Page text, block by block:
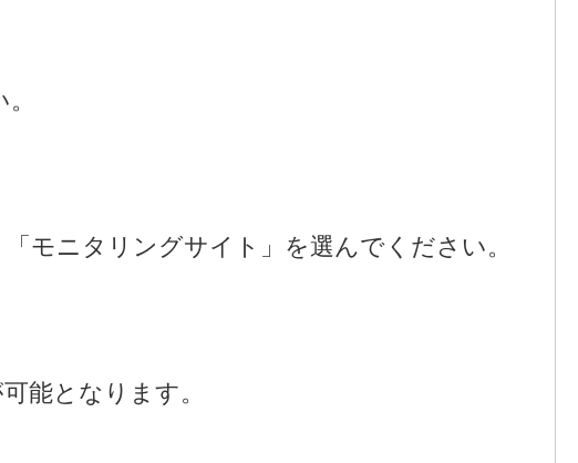
モニタリングサイト」を選んでください。
能となります。